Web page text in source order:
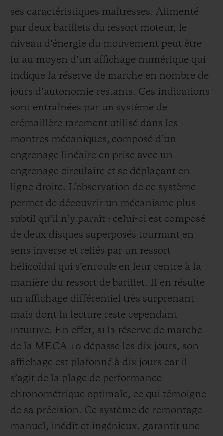
ses caractéristiques maîtresses. Alimenté
par deux barillets du ressort moteur, le
niveau d’énergie du mouvement peut être
lu au moyen d’un affichage numérique qui
indique la réserve de marche en nombre de
jours d’autonomie restants. Ces indications
sont entraînées par un système de
crémaillère rarement utilisé dans les
montres mécaniques, composé d’un
engrenage linéaire en prise avec un
engrenage circulaire et se déplaçant en
ligne droite. L’observation de ce système
permet de découvrir un mécanisme plus
subtil qu’il n’y paraît : celui-ci est composé
de deux disques superposés tournant en
sens inverse et reliés par un ressort
hélicoïdal qui s’enroule en leur centre à la
manière du ressort de barillet. Il en résulte
un affichage différentiel très surprenant
mais dont la lecture reste cependant
intuitive. En effet, si la réserve de marche
de la MECA-10 dépasse les dix jours, son
affichage est plafonné à dix jours car il
s’agit de la plage de performance
chronométrique optimale, ce qui témoigne
de sa précision. Ce système de remontage
manuel, inédit et ingénieux, garantit une